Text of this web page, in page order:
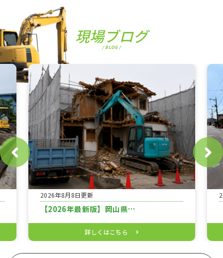
現場ブログ
/ BLOG /
2026年8月8日更新
【2026年最新版】岡山県…
詳しくはこちら